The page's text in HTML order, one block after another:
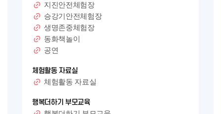
지진안전체험장
승강기안전체험장
생명존중체험장
동화책놀이
공연
체험활동 자료실
체험활동 자료실
행복더하기 부모교육